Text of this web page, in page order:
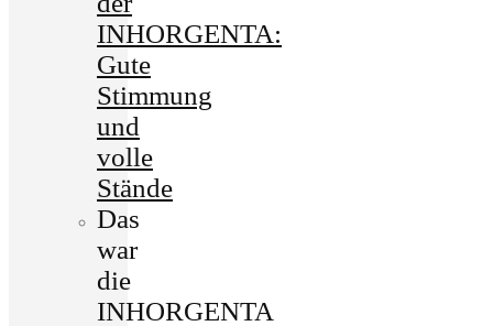
INHORGENTA:
Gute
Stimmung
und
volle
Stände
Das
war
die
INHORGENTA